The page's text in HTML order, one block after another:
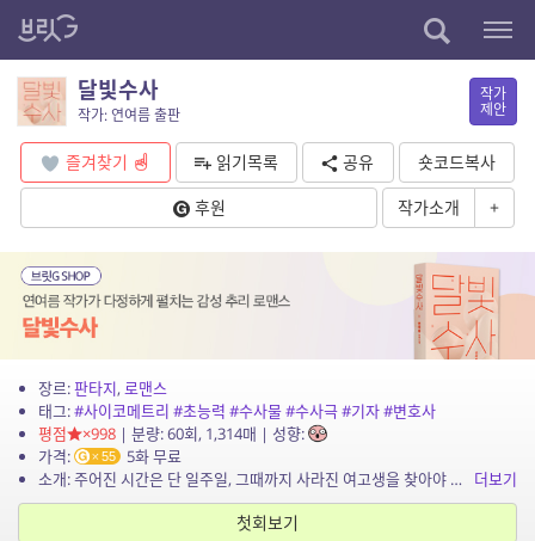
달빛수사
작가: 연여름 출판
작가
제안
즐겨찾기 읽기목록 공유
숏코드복사
후원
작가소개 +
장르:판타지,로맨스
태그:#사이코메트리 #초능력 #수사물#수사극#기자#변호사
평점
×998| 분량: 60회, 1,314매 | 성향:
가격:
55
5화 무료
소개: 주어진 시간은 단 일주일, 그때까지 사라진 여고생을 찾아야 한다! 조금 색다른 기자·변호사 콤비의 수사 일지 2021 한국SF어워드 및 한낙원과학소설상 수상, 2022 예스24 독...
더보기
첫회보기